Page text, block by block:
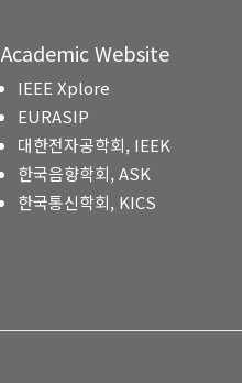
Academic Website
IEEE Xplore
EURASIP
대한전자공학회, IEEK
한국음향학회, ASK
한국통신학회, KICS